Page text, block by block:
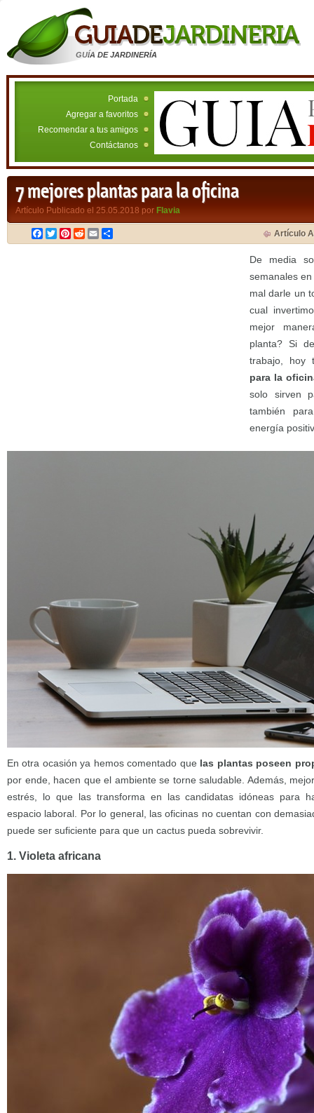
GUÍA DE JARDINERÍA
Portada
Agregar a favoritos
Recomendar a tus amigos
Contáctanos
7 mejores plantas para la oficina
Artículo Publicado el 25.05.2018 por Flavia
Facebook
TwitterPinterest
RedditEmail Artículo
De media
semanales
mal darle un
cual
mejor
planta? Si
trabajo,
para la
solo sirven
también
energía
En otra ocasión ya hemos comentado que las plantas poseen
por ende, hacen que el ambiente se torne saludable. Además,
estrés, lo que las transforma en las candidatas idóneas para
espacio laboral. Por lo general, las oficinas no cuentan con
puede ser suficiente para que un cactus pueda sobrevivir.
1. Violeta africana